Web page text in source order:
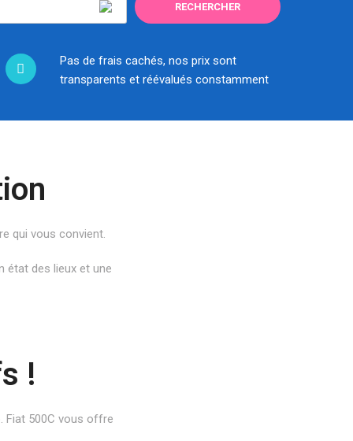
Pas de frais cachés, nos prix sont
transparents et réévalués constamment
qui vous convient.
état des lieux et une
!
Fiat 500C vous offre